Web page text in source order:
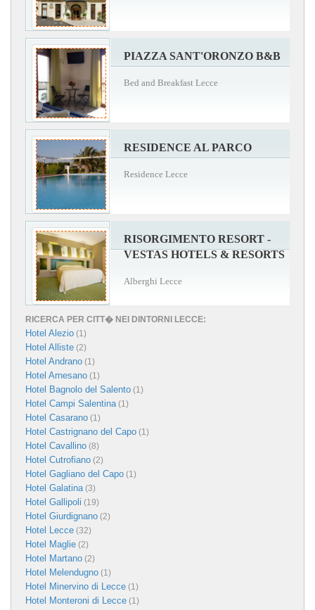
PIAZZA SANT'ORONZO B&B
Bed and Breakfast Lecce
RESIDENCE AL PARCO
Residence Lecce
RISORGIMENTO RESORT -
VESTAS HOTELS & RESORTS
Alberghi Lecce
RICERCA PER CITT� NEI DINTORNI LECCE:
Hotel Alezio (1)
Hotel Alliste (2)
Hotel Andrano (1)
Hotel Arnesano (1)
Hotel Bagnolo del Salento (1)
Hotel Campi Salentina(1)
Hotel Casarano (1)
Hotel Castrignano del Capo (1)
Hotel Cavallino (8)
Hotel Cutrofiano (2)
Hotel Gagliano del Capo (1)
Hotel Galatina(3)
Hotel Gallipoli (19)
Hotel Giurdignano (2)
Hotel Lecce (32)
Hotel Maglie (2)
Hotel Martano (2)
Hotel Melendugno (1)
Hotel Minervino di Lecce (1)
Hotel Monteroni di Lecce (1)